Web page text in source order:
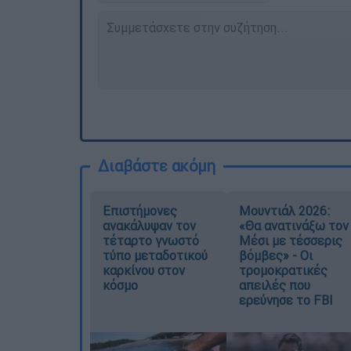
Διαβάστε ακόμη
Επιστήμονες
ανακάλυψαν τον
τέταρτο γνωστό
τύπο μεταδοτικού
καρκίνου στον
κόσμο
Μουντιάλ 2026:
«Θα ανατινάξω τον
Μέσι με τέσσερις
βόμβες» - Οι
τρομοκρατικές
απειλές που
ερεύνησε το FBI